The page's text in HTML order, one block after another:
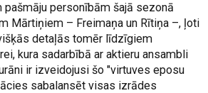
personībām šajā sezonā
Mārtiņiem – Freimaņa un Rītiņa –, ļoti
detaļās tomēr līdzīgiem
kura sadarbībā ar aktieru ansambli
ir izveidojusi šo "virtuves eposu
sabalansēt visas izrādes